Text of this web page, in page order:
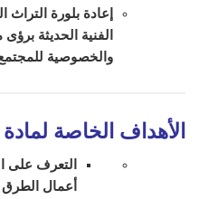
إعادة بلورة التراث
الفنية الحديثة
والخصوصية
الأهداف الخاصة لمادة
التعرف على
أعمال الطرق